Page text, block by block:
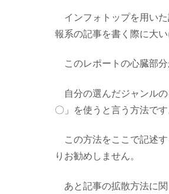
インフォトップを用いた
報系の記事を書く際に大
このレポートの心臓部分
自分の選んだジャンルの
〇」を使うと言う方法です
この方法をここで記述す
りお勧めしません。
あと記事の拡散方法に関